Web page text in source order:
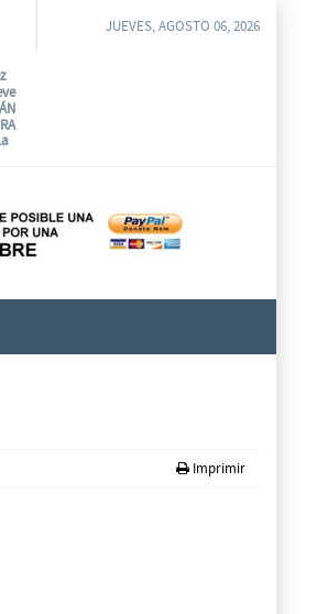
JUEVES, AGOSTO 06, 2026
Imprimir